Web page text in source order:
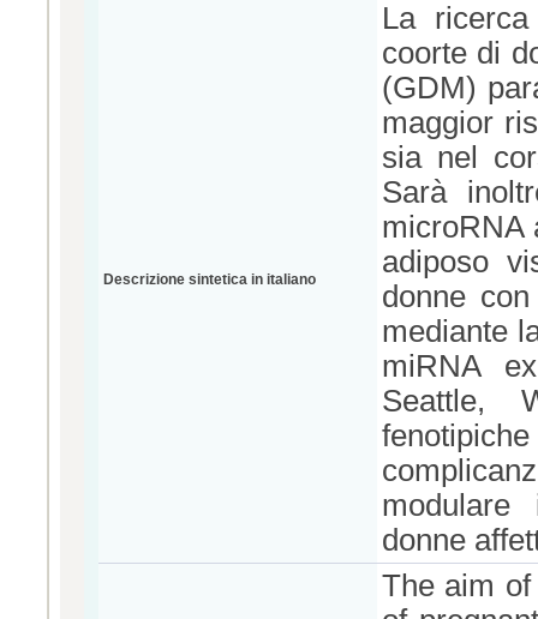
Descrizione sintetica in italiano
La
coorte di
(GDM)
maggior
sia nel
Sarà
microRNA
adiposo
donne
mediante
miRNA
Seattle,
modulare
donne
The aim